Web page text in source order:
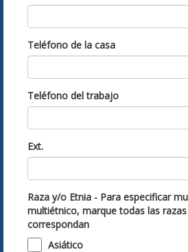
Teléfono de la casa
Teléfono del trabajo
Ext.
Raza y/o Etnia - Para especificar
multiétnico, marque todas las
correspondan
Asiático